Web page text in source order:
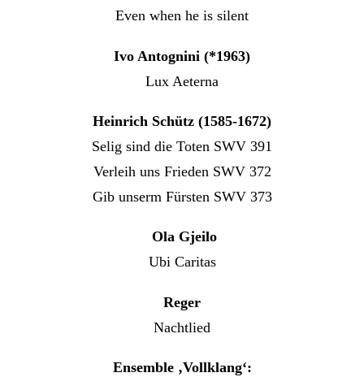
Even when he is silent
Ivo Antognini (*1963)
Lux Aeterna
Heinrich Schütz (1585-1672)
Selig sind die Toten SWV 391
Verleih uns Frieden SWV 372
Gib unserm Fürsten SWV 373
Ola Gjeilo
Ubi Caritas
Reger
Nachtlied
Ensemble ‚Vollklang‘: